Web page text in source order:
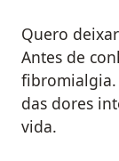
Quero
Antes de
fibromialgia.
das dores
vida.